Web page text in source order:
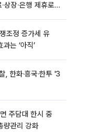
상장∙은행 제휴로
조정 증가세 유
는 ‘아직’
, 한화·흥국·한투 '3
주담대 한시 중
량관리 강화